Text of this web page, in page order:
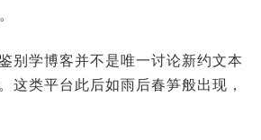
别学博客并不是唯一讨论新约文本
这类平台此后如雨后春笋般出现，